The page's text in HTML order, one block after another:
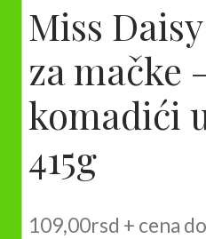
Miss
za mačke
komadići
415g
109,00rsd + cena